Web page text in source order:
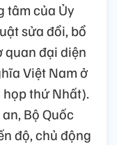
tâm của Ủy
sửa đổi, bổ
quan đại diện
Việt Nam ở
thứ Nhất).
Bộ Quốc
độ, chủ động